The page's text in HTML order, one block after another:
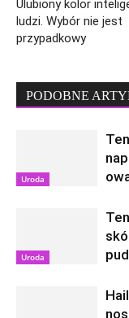
Ulubiony kolor
ludzi. Wybór nie jest
przypadkowy
PODOBNE
Uroda
Uroda